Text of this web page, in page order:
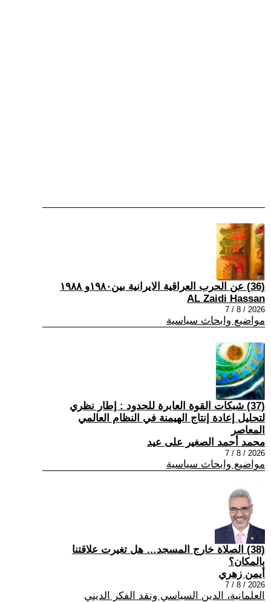
(36) عن الحرب العراقية الايرانية بين١٩٨٠و ١٩٨٨
AL Zaidi Hassan
2026 / 8 / 7
مواضيع وابحاث سياسية
(37) شبكات القوة العابرة للحدود : إطار نظري
لتحليل إعادة إنتاج الهيمنة في النظام العالمي
المعاصر
محمد أحمد الصغير على عيد
2026 / 8 / 7
مواضيع وابحاث سياسية
(38) الصلاة خارج المسجد… هل تغيرت علاقتنا
بالمكان؟
أيمن زهري
2026 / 8 / 7
العلمانية، الدين السياسي ونقد الفكر الديني